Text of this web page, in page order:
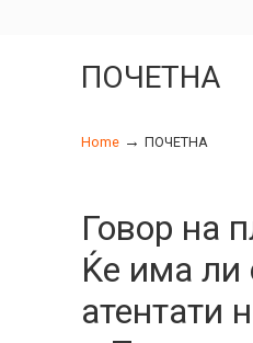
ПОЧЕТНА
Home → ПОЧЕТНА
Говор на
Ќе има ли
атентати